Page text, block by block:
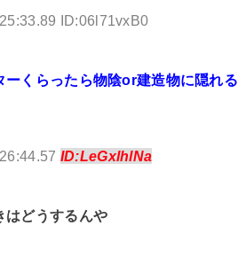
ID:06l71vxB0
ーくらったら物陰or建造物に隠れる
ID:LeGxlhlNa
はどうするんや